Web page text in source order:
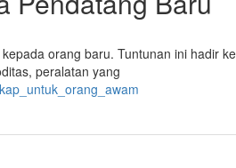
orang baru. Tuntunan ini hadir
peralatan yang